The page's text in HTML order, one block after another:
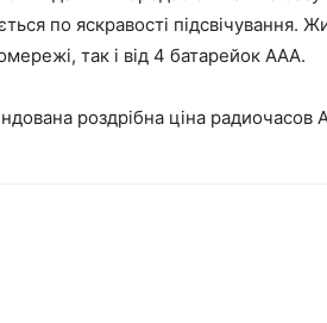
по яскравості
так і від 4 батарейок ААА.
роздрібна ціна радиочасов